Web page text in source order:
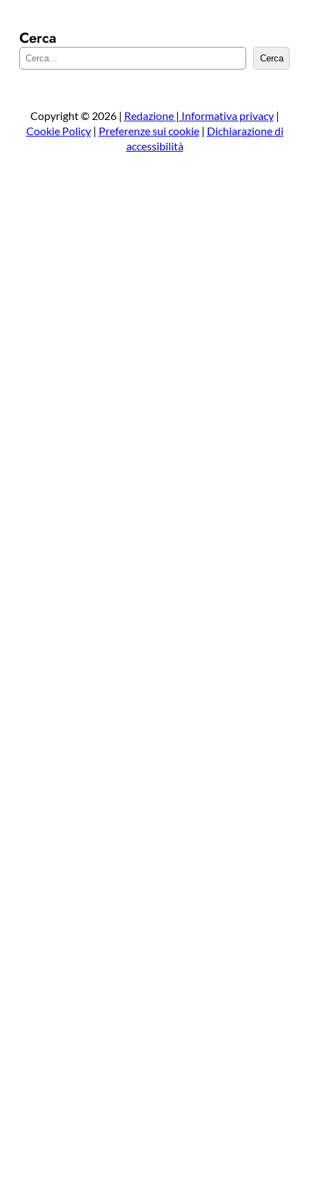
Cerca
e
a
Cerca
Copyright © 2026 | Redazione | Informativa privacy|
Cookie Policy| Preferenze sui cookie| Dichiarazione di
accessibilità